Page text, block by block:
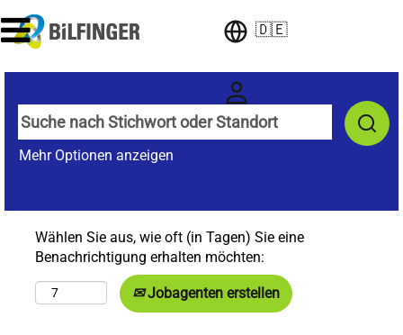
🇩🇪
Mehr Optionen anzeigen
Wählen Sie aus, wie oft (in Tagen) Sie eine
Benachrichtigung erhalten möchten:
Jobagenten erstellen